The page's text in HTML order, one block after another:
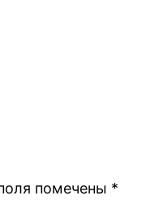
помечены *